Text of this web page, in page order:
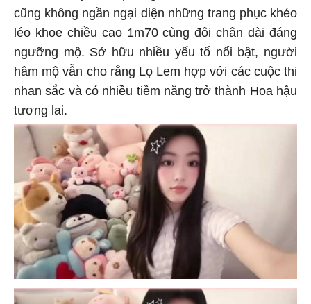
cũng không ngần ngại diện những trang phục khéo
léo khoe chiều cao 1m70 cùng đôi chân dài đáng
ngưỡng mộ. Sở hữu nhiều yếu tổ nổi bật, người
hâm mộ vẫn cho rằng Lọ Lem hợp với các cuộc thi
nhan sắc và có nhiều tiềm năng trở thành Hoa hậu
tương lai.